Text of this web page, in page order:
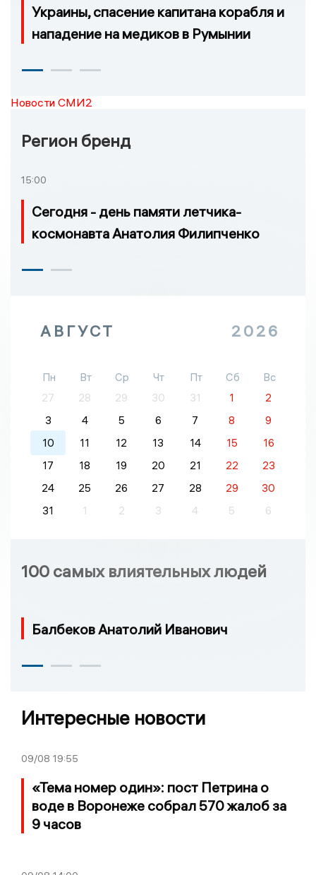
Украины, спасение капитана корабля и
нападение на медиков в Румынии
Новости СМИ2
Регион бренд
15:00
Сегодня - день памяти летчика-
космонавта Анатолия Филипченко
АВГУСТ 2026
Пн Вт Ср Чт Пт Сб
Вс
27
28 29 30 31 1
2
3
4 5 6 7 8
9
10
11 12 13 14 15
16
17
18 19 20 21 22
23
24
25 26 27 28 29
30
31
1 2 3 4 5 6
100 самых влиятельных людей
Балбеков Анатолий Иванович
Интересные новости
09/08 19:55
«Тема номер один»: пост Петрина о
воде в Воронеже собрал 570 жалоб за
9 часов